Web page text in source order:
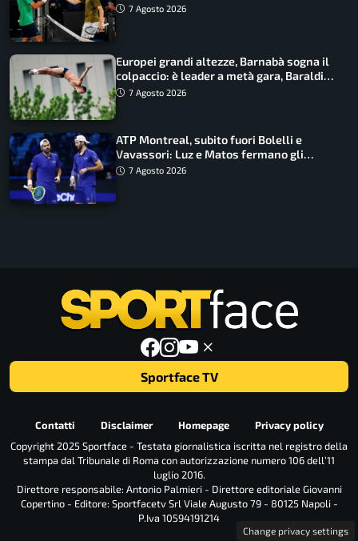
draw7 Agosto 2026
Europei grandi altezze, Barnabà sogna il
colpaccio: è leader a metà gara, Baraldi
ancora in corsa
7 Agosto 2026
ATP Montreal, subito fuori Bolelli e
Vavassori: Luz e Matos fermano gli
azzurri
7 Agosto 2026
Sportface TV
Contatti Disclaimer Homepage
Privacy policy
Copyright 2025 Sportface - Testata giornalistica iscritta nel registro della
stampa dal Tribunale di Roma con autorizzazione numero 106 dell’11
luglio 2016.
Direttore responsabile: Antonio Palmieri - Direttore editoriale Giovanni
Copertino - Editore: Sportfacetv Srl Viale Augusto 79 - 80125 Napoli -
P.Iva 10594191214
Change privacy settings